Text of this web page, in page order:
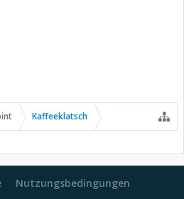
Kaffeeklatsch
Nutzungsbedingungen